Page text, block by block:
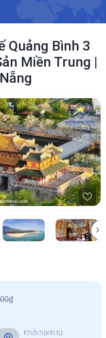
Quảng Bình 3
Miền Trung |
Khởi hành từ